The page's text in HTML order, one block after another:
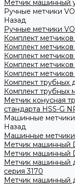
Метчик машинный
Ручные метчики
Назад
Ручные метчики
Комплект метчиков
Комплект
Комплект метчиков
Комплект
Комплект
Комплект трубных
Комплект трубных
Метчик конусная
стандарта HSS-G
Машинные
Назад
Машинные
Метчик машинный
Метчик машинный
Метчик машинный
серия 3170
Метчик машинный